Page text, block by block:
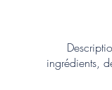
ingrédients,